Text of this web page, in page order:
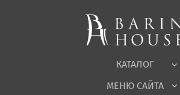
КАТАЛОГ
Корпусная мебель
Офисная мебель
Садовая мебель
МЕНЮ САЙТА